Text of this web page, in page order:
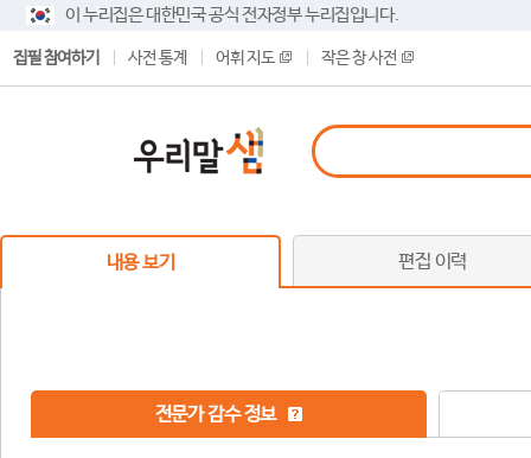
이 누리집은 대한민국 공식 전자정부 누리집입니다.
집필 참여하기 사전 통계 어휘 지도 작은 창 사전
내용 보기 편집 이력
전문가 감수 정보